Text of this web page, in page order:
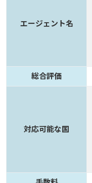
エージェント名
総合評価
対応可能な国